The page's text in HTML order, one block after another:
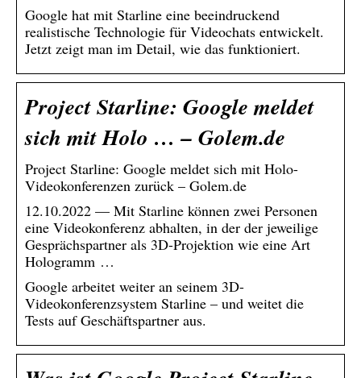
Google hat mit Starline eine beeindruckend
realistische Technologie für Videochats entwickelt.
Jetzt zeigt man im Detail, wie das funktioniert.
Project Starline: Google meldet
sich mit Holo … – Golem.de
Project Starline: Google meldet sich mit Holo-
Videokonferenzen zurück – Golem.de
12.10.2022 — Mit Starline können zwei Personen
eine Videokonferenz abhalten, in der der jeweilige
Gesprächspartner als 3D-Projektion wie eine Art
Hologramm …
Google arbeitet weiter an seinem 3D-
Videokonferenzsystem Starline – und weitet die
Tests auf Geschäftspartner aus.